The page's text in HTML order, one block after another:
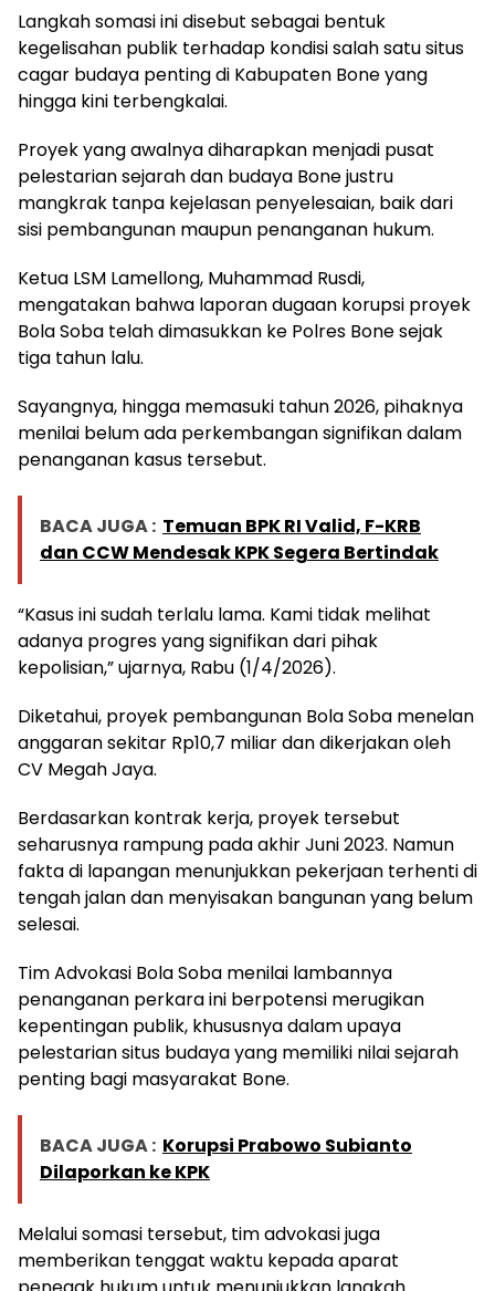
Langkah somasi ini disebut sebagai bentuk
kegelisahan publik terhadap kondisi salah satu situs
cagar budaya penting di Kabupaten Bone yang
hingga kini terbengkalai.
Proyek yang awalnya diharapkan menjadi pusat
pelestarian sejarah dan budaya Bone justru
mangkrak tanpa kejelasan penyelesaian, baik dari
sisi pembangunan maupun penanganan hukum.
Ketua LSM Lamellong, Muhammad Rusdi,
mengatakan bahwa laporan dugaan korupsi proyek
Bola Soba telah dimasukkan ke Polres Bone sejak
tiga tahun lalu.
Sayangnya, hingga memasuki tahun 2026, pihaknya
menilai belum ada perkembangan signifikan dalam
penanganan kasus tersebut.
BACA JUGA : Temuan BPK RI Valid, F-KRB
dan CCW Mendesak KPK Segera Bertindak
“Kasus ini sudah terlalu lama. Kami tidak melihat
adanya progres yang signifikan dari pihak
kepolisian,” ujarnya, Rabu (1/4/2026).
Diketahui, proyek pembangunan Bola Soba menelan
anggaran sekitar Rp10,7 miliar dan dikerjakan oleh
CV Megah Jaya.
Berdasarkan kontrak kerja, proyek tersebut
seharusnya rampung pada akhir Juni 2023. Namun
fakta di lapangan menunjukkan pekerjaan terhenti di
tengah jalan dan menyisakan bangunan yang belum
selesai.
Tim Advokasi Bola Soba menilai lambannya
penanganan perkara ini berpotensi merugikan
kepentingan publik, khususnya dalam upaya
pelestarian situs budaya yang memiliki nilai sejarah
penting bagi masyarakat Bone.
BACA JUGA : Korupsi Prabowo Subianto
Dilaporkan ke KPK
Melalui somasi tersebut, tim advokasi juga
memberikan tenggat waktu kepada aparat